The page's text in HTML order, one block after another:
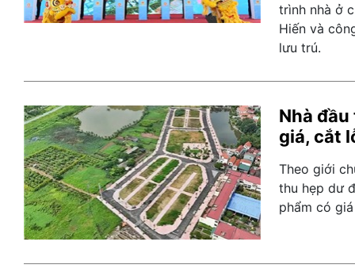
trình nhà ở
Hiến và
lưu trú.
Nhà
giá, cắt
Theo giới
thu hẹp dư
phẩm có